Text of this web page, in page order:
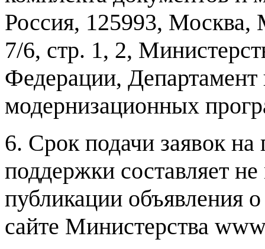
Россия, 125993, Москва,
7/6, стр. 1, 2,
Федерации,
модернизационных
6. Срок подачи заявок на
поддержки составляет
публикации объявления
сайте Министерства